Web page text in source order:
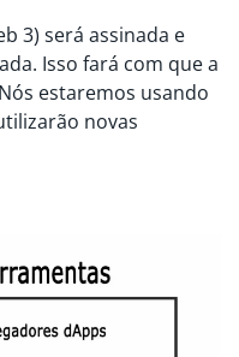
3) será assinada e
Isso fará com que a
estaremos usando
novas